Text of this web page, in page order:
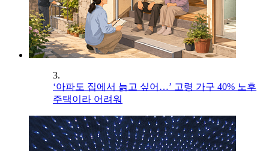
3.
‘아파도 집에서 늙고 싶어…’ 고령 가구 40% 노후
주택이라 어려워